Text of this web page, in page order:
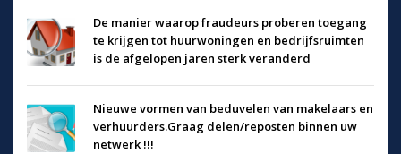
De manier waarop fraudeurs proberen toegang
te krijgen tot huurwoningen en bedrijfsruimten
is de afgelopen jaren sterk veranderd
Nieuwe vormen van beduvelen van makelaars en
verhuurders.Graag delen/reposten binnen uw
netwerk !!!